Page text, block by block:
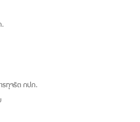
.
รทุจริต กปภ.